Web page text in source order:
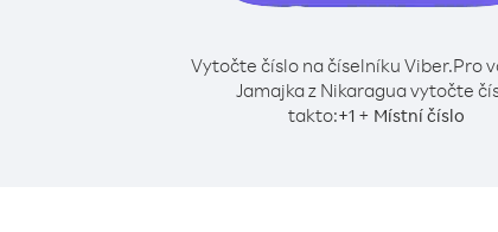
Vytočte číslo na číselníku Viber.Pro
Jamajka z Nikaragua vytočte
takto:+1+ Místní číslo